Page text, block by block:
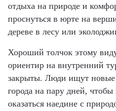
отдыха на природе и
проснуться в юрте на
дереве в лесу или
Хороший толчок этому
ориентир на внутренний
закрыты. Люди ищут новые
города на пару дней,
оказаться наедине с